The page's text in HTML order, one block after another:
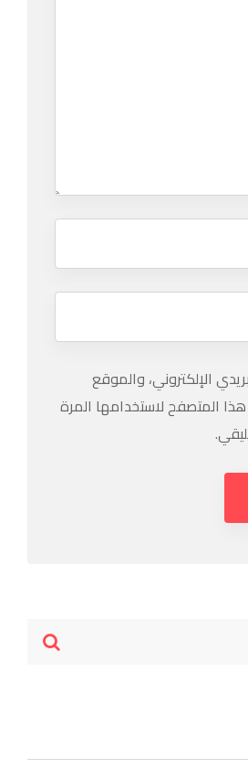
الإلكتروني، والموقع
المتصفح لاستخدامها المرة